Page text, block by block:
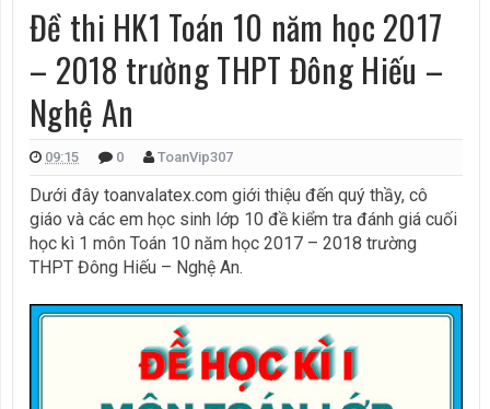
Đề thi HK1 Toán 10 năm học 2017
– 2018 trường THPT Đông Hiếu –
Nghệ An
09:15 0 ToanVip307
Dưới đây toanvalatex.com giới thiệu đến quý thầy, cô
giáo và các em học sinh lớp 10 đề kiểm tra đánh giá cuối
học kì 1 môn Toán 10 năm học 2017 – 2018 trường
THPT Đông Hiếu – Nghệ An.